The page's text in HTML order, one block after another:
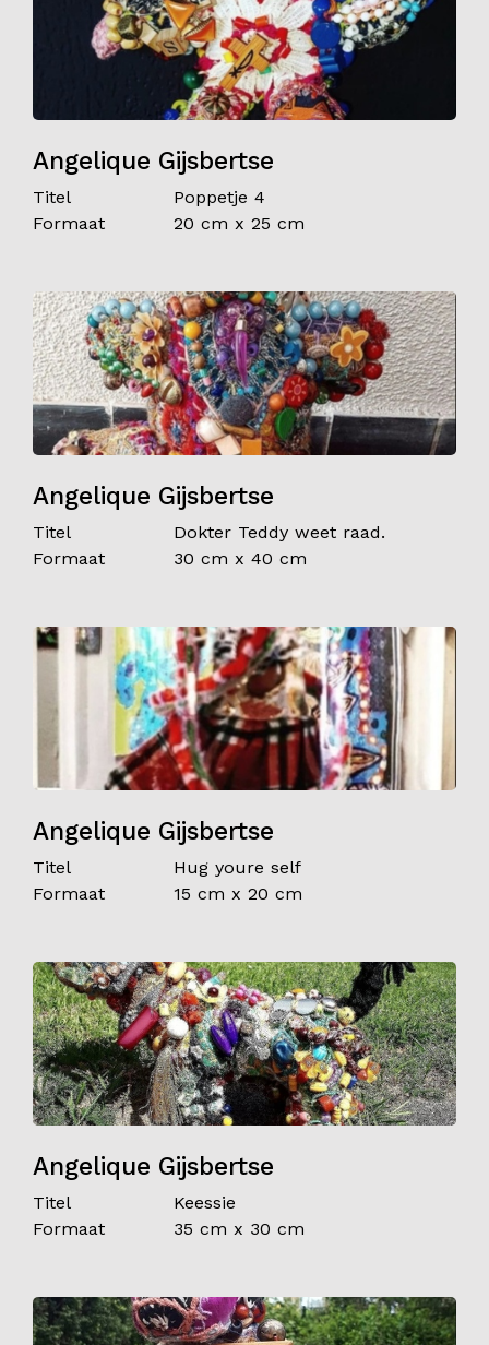
Angelique Gijsbertse
Titel
Poppetje 4
Formaat
20 cm x 25 cm
Angelique Gijsbertse
Titel
Dokter Teddy weet raad.
Formaat
30 cm x 40 cm
Angelique Gijsbertse
Titel
Hug youre self
Formaat
15 cm x 20 cm
Angelique Gijsbertse
Titel
Keessie
Formaat
35 cm x 30 cm